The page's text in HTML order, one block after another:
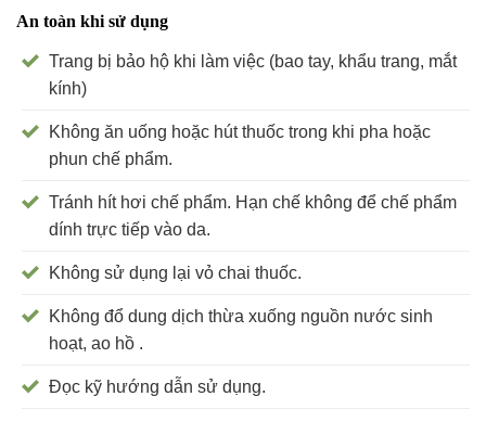
An toàn khi sử dụng
Trang bị bảo hộ khi làm việc (bao tay, khẩu trang, mắt
kính)
Không ăn uống hoặc hút thuốc trong khi pha hoặc
phun chế phẩm.
Tránh hít hơi chế phẩm. Hạn chế không để chế phẩm
dính trực tiếp vào da.
Không sử dụng lại vỏ chai thuốc.
Không đổ dung dịch thừa xuống nguồn nước sinh
hoạt, ao hồ .
Đọc kỹ hướng dẫn sử dụng.